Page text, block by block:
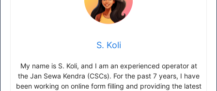
S. Koli
My name is S. Koli, and I am an experienced operator at
the Jan Sewa Kendra (CSCs). For the past 7 years, I have
been working on online form filling and providing the latest